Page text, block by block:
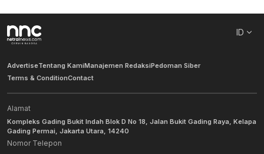
ID
AdvertiseTentang KamiManajemen RedaksiPedoman Siber
Terms & ConditionContact
Alamat
Kompleks Gading Bukit Indah Blok D No 18, Jalan Bukit Gading Raya, Kelapa
Gading Permai, Jakarta Utara, 14240
Nomor Telepon